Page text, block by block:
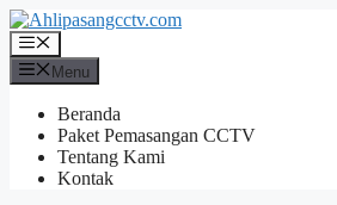
Skip
to
content
Menu
Menu
Beranda
Paket Pemasangan CCTV
Tentang Kami
Kontak